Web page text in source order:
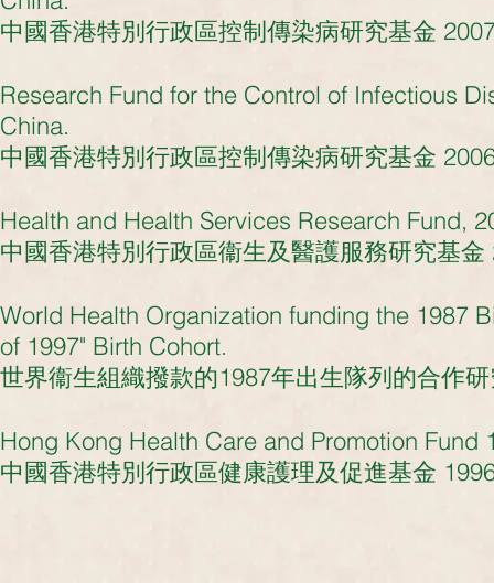
中國香港特別行政區控制傳染病研究基金
Research Fund for the Control of Infectious
China.
中國香港特別行政區控制傳染病研究基金
Health and Health Services Research Fund,
中國香港特別行政區衞生及醫護服務研究基
World Health Organization funding the 1987
of 1997" Birth Cohort.
世界衞生組織撥款的1987年出生隊列的合作
Hong Kong Health Care and Promotion
中國香港特別行政區健康護理及促進基金